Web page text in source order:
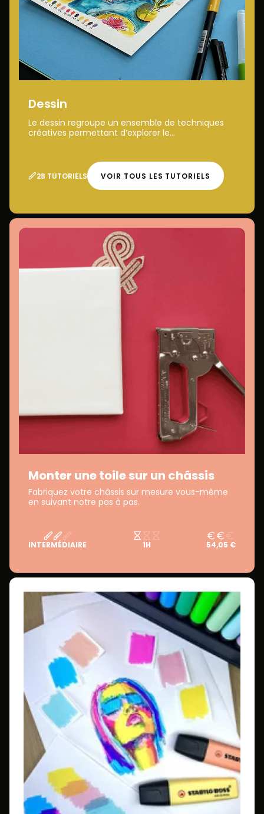
Dessin
Le dessin regroupe un ensemble de techniques
créatives permettant d’explorer le...
28 TUTORIELS VOIR TOUS LES TUTORIELS
Monter une toile sur un châssis
Fabriquez votre châssis sur mesure vous-même
en suivant notre pas à pas.
INTERMÉDIAIRE 1H 54,05 €